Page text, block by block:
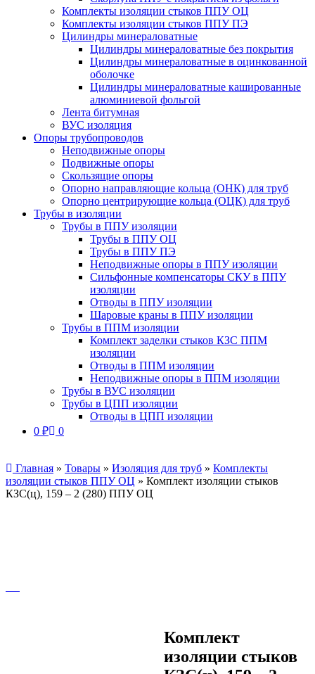
Комплекты изоляции стыков ППУ ОЦ
Комплекты изоляции стыков ППУ ПЭ
Цилиндры минераловатные
Цилиндры минераловатные без покрытия
Цилиндры минераловатные в оцинкованной
оболочке
Цилиндры минераловатные кашированные
алюминиевой фольгой
Лента битумная
ВУС изоляция
Опоры трубопроводов
Неподвижные опоры
Подвижные опоры
Скользящие опоры
Опорно направляющие кольца (ОНК) для труб
Опорно центрирующие кольца (ОЦК) для труб
Трубы в изоляции
Трубы в ППУ изоляции
Трубы в ППУ ОЦ
Трубы в ППУ ПЭ
Неподвижные опоры в ППУ изоляции
Сильфонные компенсаторы СКУ в ППУ
изоляции
Отводы в ППУ изоляции
Шаровые краны в ППУ изоляции
Трубы в ППМ изоляции
Комплект заделки стыков КЗС ППМ
изоляции
Отводы в ППМ изоляции
Неподвижные опоры в ППМ изоляции
Трубы в ВУС изоляции
Трубы в ЦПП изоляции
Отводы в ЦПП изоляции
0 ₽ 0
Главная » Товары » Изоляция для труб » Комплекты
изоляции стыков ППУ ОЦ » Комплект изоляции стыков
КЗС(ц), 159 – 2 (280) ППУ ОЦ
Комплект
изоляции стыков